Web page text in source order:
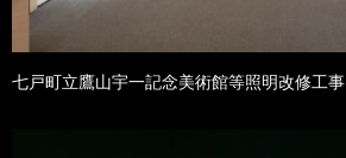
七戸町立鷹山宇一記念美術館等照明改修工事